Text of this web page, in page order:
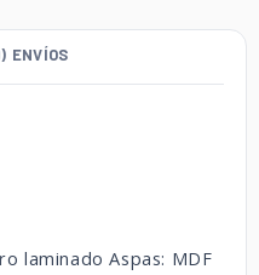
ENVÍOS
laminado Aspas: MDF